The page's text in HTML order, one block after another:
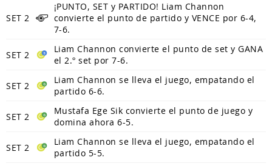
SET 2
¡PUNTO, SET y PARTIDO! Liam Channon
convierte el punto de partido y VENCE por 6-4,
7-6.
SET 2
Liam Channon convierte el punto de set y GANA
el 2.º set por 7-6.
SET 2
Liam Channon se lleva el juego, empatando el
partido 6-6.
SET 2
Mustafa Ege Sik convierte el punto de juego y
domina ahora 6-5.
SET 2
Liam Channon se lleva el juego, empatando el
partido 5-5.